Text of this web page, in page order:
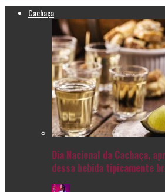
Cachaça
Dia Nacional da Cachaça,
dessa bebida tipicamente